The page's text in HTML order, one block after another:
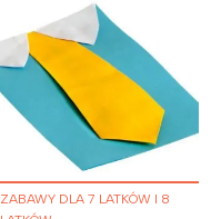
ZABAWY DLA 7 LATKÓW I 8